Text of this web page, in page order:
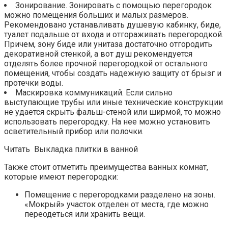
Зонирование. Зонировать с помощью перегородок
можно помещения больших и малых размеров.
Рекомендовано устанавливать душевую кабинку, биде,
туалет подальше от входа и отгораживать перегородкой.
Причем, зону биде или унитаза достаточно отгородить
декоративной стенкой, а вот душ рекомендуется
отделять более прочной перегородкой от остального
помещения, чтобы создать надежную защиту от брызг и
протечки воды.
Маскировка коммуникаций. Если сильно
выступающие трубы или иные технические конструкции
не удается скрыть фальш-стеной или ширмой, то можно
использовать перегородку. На нее можно установить
осветительный прибор или полочки.
Читать Выкладка плитки в ванной
Также стоит отметить преимущества ванных комнат,
которые имеют перегородки:
Помещение с перегородками разделено на зоны.
«Мокрый» участок отделен от места, где можно
переодеться или хранить вещи.